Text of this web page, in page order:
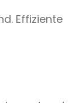
Effiziente